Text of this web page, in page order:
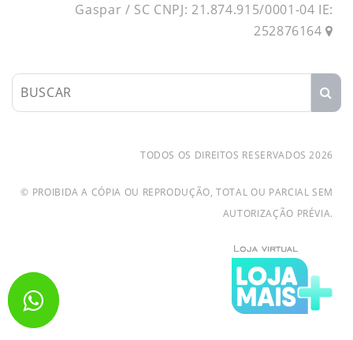
Gaspar / SC CNPJ: 21.874.915/0001-04 IE:
252876164
TODOS OS DIREITOS RESERVADOS 2026
© PROIBIDA A CÓPIA OU REPRODUÇÃO, TOTAL OU PARCIAL SEM
AUTORIZAÇÃO PRÉVIA.